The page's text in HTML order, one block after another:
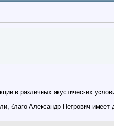
в различных акустических
благо Александр Петрович имеет